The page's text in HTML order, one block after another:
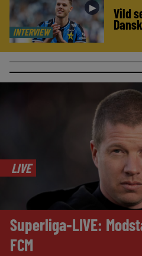
INTERVIEW
► Vild
LIVE
Superliga-LIVE:
FCM